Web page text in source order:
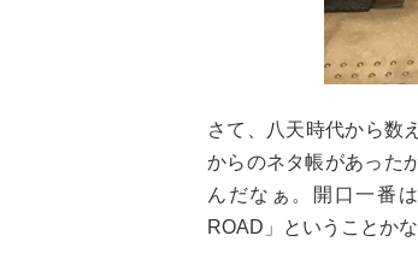
さて、八天時代から数
からのネタ帳があった
んだなぁ。開口一番
ROAD」ということかな